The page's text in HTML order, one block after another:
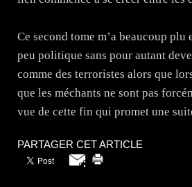
Ce second tome m’a beaucoup
peu politique sans pour autant
comme des terroristes alors que
que les méchants ne sont pas
vue de cette fin qui promet une
PARTAGER CET ARTICLE